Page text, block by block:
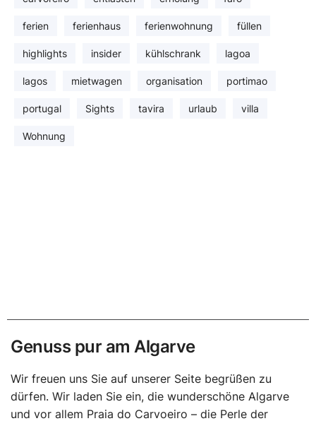
ferien ferienhaus ferienwohnung füllen
highlights insider kühlschrank lagoa
lagos mietwagen organisation portimao
portugal Sights tavira urlaub villa
Wohnung
Genuss pur am Algarve
Wir freuen uns Sie auf unserer Seite begrüßen zu
dürfen. Wir laden Sie ein, die wunderschöne Algarve
und vor allem Praia do Carvoeiro – die Perle der